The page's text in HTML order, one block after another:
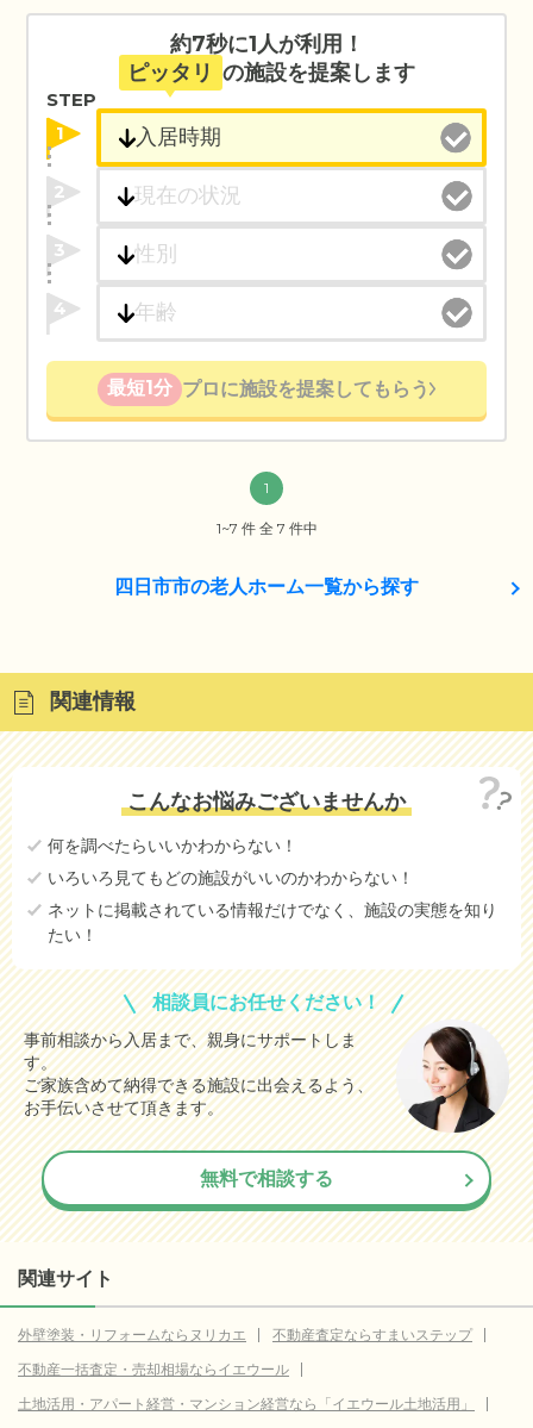
約7秒に1人が利用！
ピッタリ の施設を提案します
STEP
1
2
3
4
最短1分 プロに施設を提案してもらう
1
1~7 件 全 7 件中
四日市市の老人ホーム一覧から探す
関連情報
こんなお悩みございませんか
何を調べたらいいかわからない！
いろいろ見てもどの施設がいいのかわからない！
ネットに掲載されている情報だけでなく、施設の実態を知り
たい！
相談員にお任せください！
事前相談から入居まで、親身にサポートしま
す。
ご家族含めて納得できる施設に出会えるよう、
お手伝いさせて頂きます。
無料で相談する
関連サイト
外壁塗装・リフォームならヌリカエ
不動産査定ならすまいステップ
不動産一括査定・売却相場ならイエウール
土地活用・アパート経営・マンション経営なら「イエウール土地活用」